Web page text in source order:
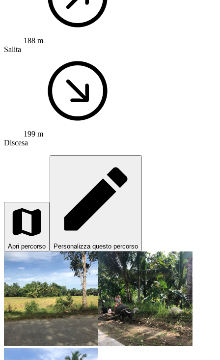
188 m
Salita
199 m
Discesa
Apri percorso Personalizza questo percorso